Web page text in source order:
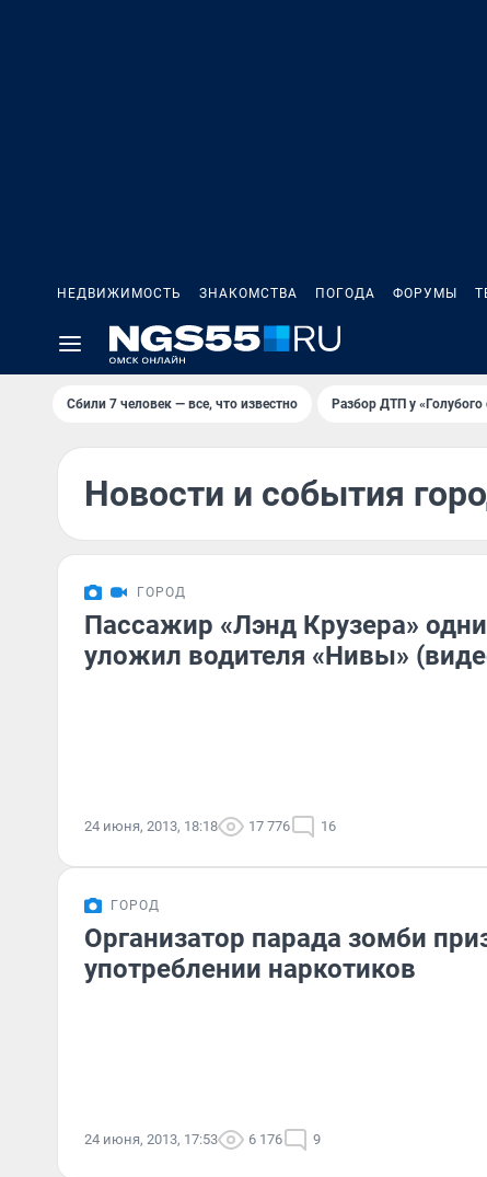
НЕДВИЖИМОСТЬ ЗНАКОМСТВА ПОГОДА ФОРУМЫ
Сбили 7 человек — все, что известно Разбор ДТП у «Голубого
Новости и события
ГОРОД
Пассажир «Лэнд Крузера»
уложил водителя «Нивы»
24 июня, 2013, 18:18 17 776 16
ГОРОД
Организатор парада зомби
употреблении наркотиков
24 июня, 2013, 17:53 6 176 9